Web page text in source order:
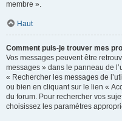
membre ».
Haut
Comment puis-je trouver mes
Vos messages peuvent être
messages » dans le panneau de
« Rechercher les messages de
ou bien en cliquant sur le lien «
du forum. Pour rechercher vos
choisissez les paramètres